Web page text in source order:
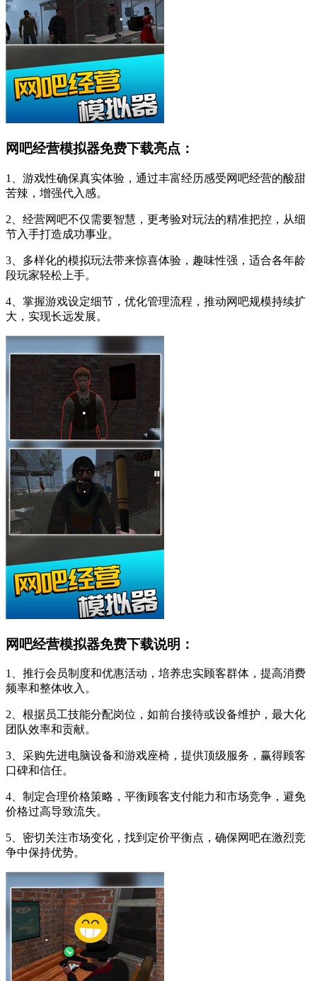
网吧经营模拟器免费下载亮点：
1、游戏性确保真实体验，通过丰富经历感受网吧经营的酸甜
苦辣，增强代入感。
2、经营网吧不仅需要智慧，更考验对玩法的精准把控，从细
节入手打造成功事业。
3、多样化的模拟玩法带来惊喜体验，趣味性强，适合各年龄
段玩家轻松上手。
4、掌握游戏设定细节，优化管理流程，推动网吧规模持续扩
大，实现长远发展。
网吧经营模拟器免费下载说明：
1、推行会员制度和优惠活动，培养忠实顾客群体，提高消费
频率和整体收入。
2、根据员工技能分配岗位，如前台接待或设备维护，最大化
团队效率和贡献。
3、采购先进电脑设备和游戏座椅，提供顶级服务，赢得顾客
口碑和信任。
4、制定合理价格策略，平衡顾客支付能力和市场竞争，避免
价格过高导致流失。
5、密切关注市场变化，找到定价平衡点，确保网吧在激烈竞
争中保持优势。